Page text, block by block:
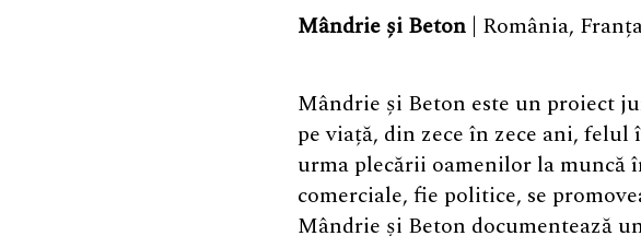
Mândrie și Beton | România,
Mândrie și Beton este un proiect
pe viață, din zece în zece ani,
urma plecării oamenilor la
comerciale, fie politice, se
Mândrie și Beton documentează